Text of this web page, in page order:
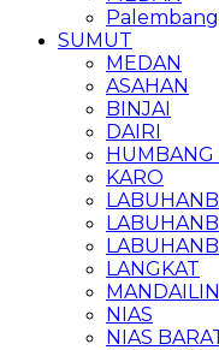
Palembang
SUMUT
MEDAN
ASAHAN
BINJAI
DAIRI
HUMBANG
KARO
LANGKAT
NIAS
NIAS